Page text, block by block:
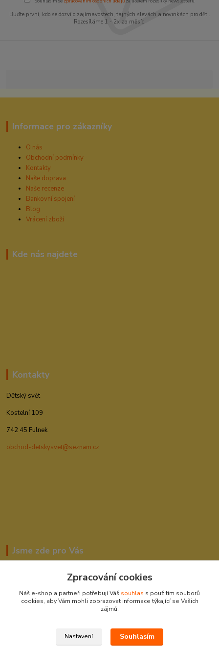
Buďte první, kdo se dozví o zajímavostech, tajných slevách a novinkách pro děti.
Rozesíláme 1 - 2x za měsíc.
Informace pro zákazníky
O nás
Obchodní podmínky
Kontakty
Naše doprava
Naše recenze
Bankovní spojení
Blog
Vrácení zboží
Kde nás najdete
Kontakty
Dětský svět
Kostelní 109
742 45 Fulnek
obchod-detskysvet@seznam.cz
Jsme zde pro Vás
604278943
Zpracování cookies
Náš e-shop a partneři potřebují Váš souhlas s použitím souborů
cookies, aby Vám mohli zobrazovat informace týkající se Vašich
zájmů.
Nastavení Souhlasím